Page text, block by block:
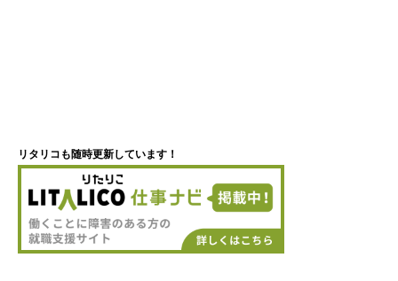
リタリコも随時更新しています！